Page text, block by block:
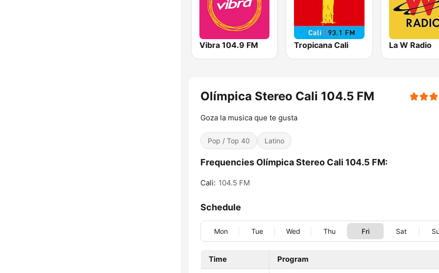
Vibra 104.9 FM Tropicana Cali La W Radio
Olímpica Stereo Cali 104.5 FM
Goza la musica que te gusta
Pop / Top 40 Latino
Frequencies Olímpica Stereo Cali 104.5 FM:
Cali: 104.5 FM
Schedule
Mon Tue Wed Thu Fri Sat
Time Program